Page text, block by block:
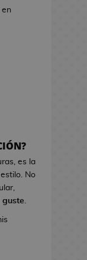
en
es la
No
guste.